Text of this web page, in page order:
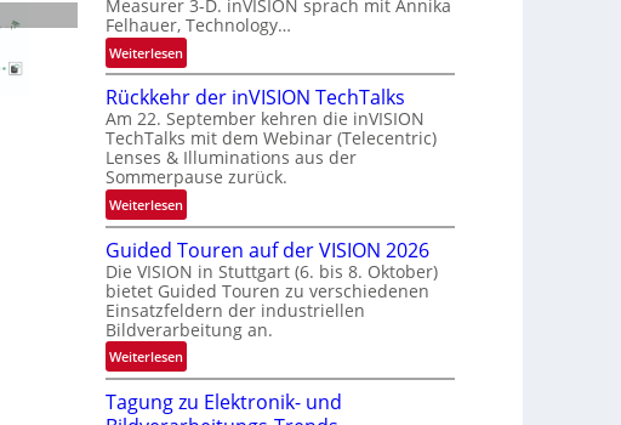
-
B
-
R
u
n
d
e
e
w
s
‘
Measurer 3-D. inVISION sprach mit Annika
Felhauer, Technology…
Weiterlesen:
U
n
b
e
g
r
e
z
t
e
M
g
l
i
Rückkehr der inVISION TechTalks
Am 22. September kehren die inVISION
TechTalks mit dem Webinar (Telecentric)
Lenses & Illuminations aus der
Sommerpause zurück.
Weiterlesen:
R
ü
c
k
k
e
h
d
Guided Touren auf der VISION 2026
Die VISION in Stuttgart (6. bis 8. Oktober)
bietet Guided Touren zu verschiedenen
Einsatzfeldern der industriellen
Bildverarbeitung an.
Weiterlesen:
G
u
Tagung zu Elektronik- und